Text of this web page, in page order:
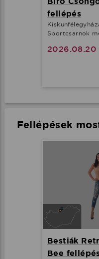
fellépés
Sportcsarnok
2026.08.20
Fellépések
Bestiák
Bee